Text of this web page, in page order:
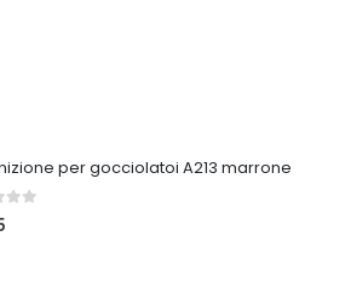
per gocciolatoi A213 marrone